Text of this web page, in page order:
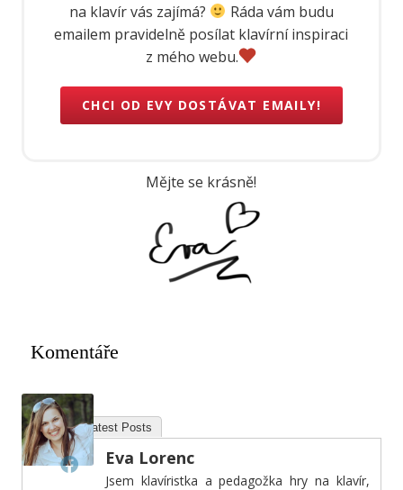
na klavír vás zajímá?
Ráda vám budu
emailem pravidelně posílat klavírní inspiraci
z mého webu.
CHCI OD EVY DOSTÁVAT EMAILY!
Mějte se krásně!
Komentáře
About Latest Posts
Eva Lorenc
Jsem klavíristka a pedagožka hry na klavír,